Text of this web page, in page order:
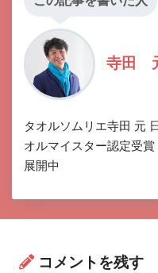
寺田
タオルソムリエ寺田 元
オルマイスター認定受
展開中
コメントを残す